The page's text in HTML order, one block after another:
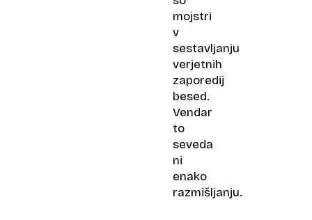
mojstri
v
sestavljanju
verjetnih
zaporedij
besed.
Vendar
to
seveda
ni
enako
razmišljanju.